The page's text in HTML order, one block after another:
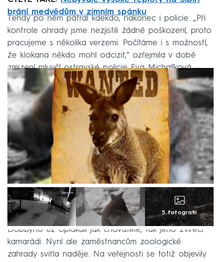
brání medvědům v zimním spánku
Tehdy po něm pátral kdekdo, nakonec i policie. „Při
kontrole ohrady jsme nezjistili žádné poškození, proto
pracujeme s několika verzemi. Počítáme i s možností,
že klokana někdo mohl odcizit,“ ozřejmila v době
zmizení mluvčí ostravské policie Eva Michalíková.
5 fotografií
Dobbyho už oplakali jak chovatelé, tak jeho zvířecí
kamarádi. Nyní ale zaměstnancům zoologické
zahrady svitla naděje. Na veřejnosti se totiž objevily